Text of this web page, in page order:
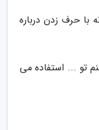
با حرف زدن درباره
تو ... استفاده می